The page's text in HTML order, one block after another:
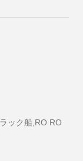
ック船,RO RO